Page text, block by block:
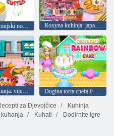
Odličan kuhinjski nož za mamu Roxyna kuhinja: japanski curry
Roxyna kuhinja: vijetnamski Pho
Dugina torta chefa Felicije
za Djevojčice
Kuhinja
Kuhati
Dodirnite igre